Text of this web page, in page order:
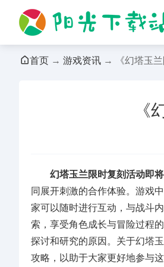
首页 → 游戏资讯 → 《幻塔玉兰
《
幻塔玉兰限时复刻活动即将
同展开刺激的合作体验。游戏
家可以随时进行互动，与战斗
索，享受角色成长与冒险过程
探讨和研究的原因。关于幻塔
攻略，以助于大家更好地参与这